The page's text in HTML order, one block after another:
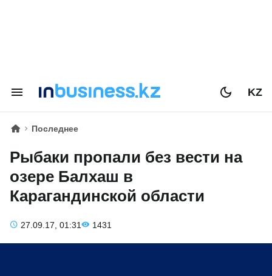
KZ
Последнее
Рыбаки пропали без вести на
озере Балхаш в
Карагандинской области
27.09.17, 01:31 1431